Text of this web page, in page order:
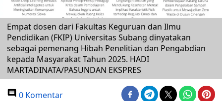
Empat dosen dari Fakultas Keguruan dan Ilmu
Pendidikan (FKIP) Universitas Subang dinyatakan
sebagai pemenang Hibah Penelitian dan Pengabdian
kepada Masyarakat Tahun 2025. HADI
MARTADINATA/PASUNDAN EKSPRES
0 Komentar